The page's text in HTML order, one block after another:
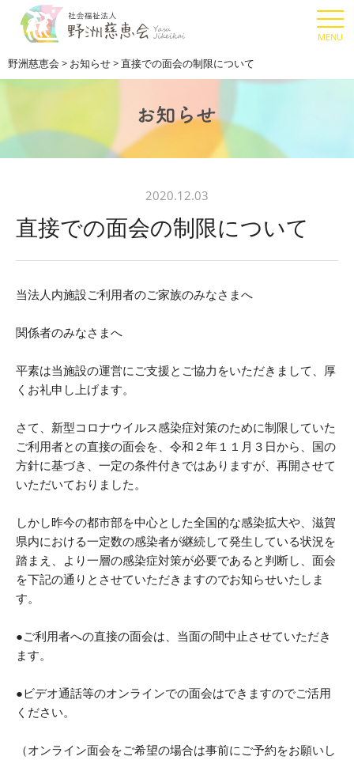
野洲慈恵会 > お知らせ>直接での面会の制限について
2020.12.03
直接での面会の制限について
当法人内施設ご利用者のご家族のみなさまへ
関係者のみなさまへ
平素は当施設の運営にご支援とご協力をいただきまして、厚
くお礼申し上げます。
さて、新型コロナウイルス感染症対策のために制限していた
ご利用者との直接の面会を、令和２年１１月３日から、国の
方針に基づき、一定の条件付きではありますが、再開させて
いただいておりました。
しかし昨今の都市部を中心とした全国的な感染拡大や、滋賀
県内における一定数の感染者が継続して発生している状況を
踏まえ、より一層の感染症対策が必要であると判断し、面会
を下記の通りとさせていただきますのでお知らせいたしま
す。
●ご利用者への直接の面会は、当面の間中止させていただき
ます。
●ビデオ通話等のオンラインでの面会はできますのでご活用
ください。
（オンライン面会をご希望の場合は事前にご予約をお願いし